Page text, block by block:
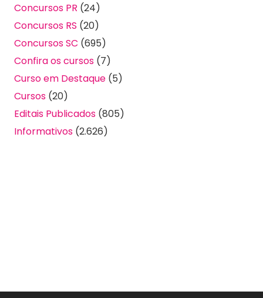
Concursos PR (24)
Concursos RS (20)
Concursos SC (695)
Confira os cursos (7)
Curso em Destaque (5)
Cursos (20)
Editais Publicados (805)
Informativos (2.626)